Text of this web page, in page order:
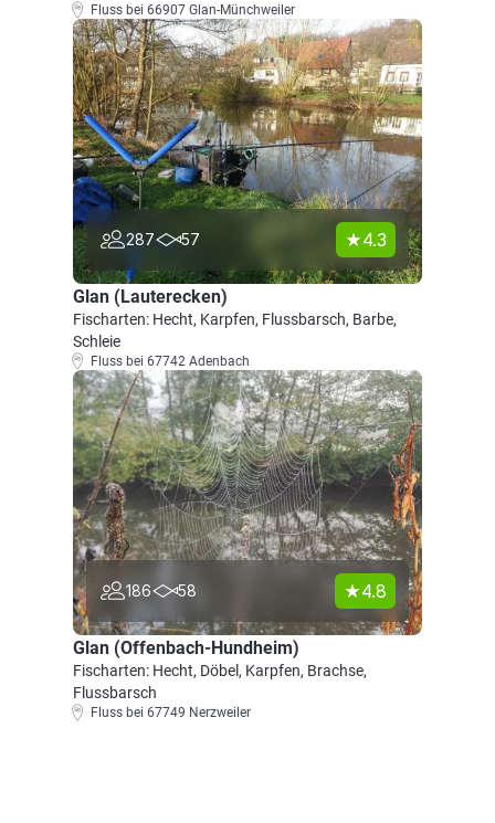
Fluss bei 66907 Glan-Münchweiler
287 57 4.3
Glan (Lauterecken)
Fischarten: Hecht, Karpfen, Flussbarsch, Barbe,
Schleie
Fluss bei 67742 Adenbach
186 58 4.8
Glan (Offenbach-Hundheim)
Fischarten: Hecht, Döbel, Karpfen, Brachse,
Flussbarsch
Fluss bei 67749 Nerzweiler